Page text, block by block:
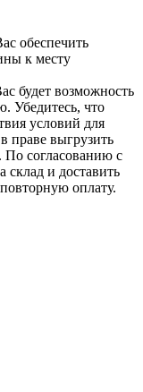
обеспечить
к месту
будет возможность
Убедитесь, что
условий для
праве выгрузить
По согласованию с
и доставить
оплату.